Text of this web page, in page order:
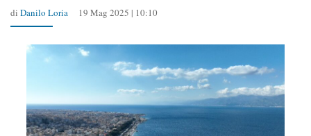
di Danilo Loria 19 Mag 2025 | 10:10